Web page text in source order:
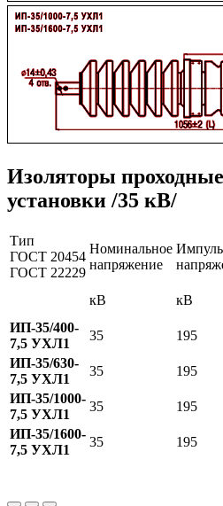
Изоляторы
установки /35 кВ/
Тип
ГОСТ 20454
ГОСТ 22229
Номинальное
напряжение
кВ
кВ
ИП-35/400-
7,5 УХЛ1
35 195
ИП-35/630-
7,5 УХЛ1
35 195
ИП-35/1000-
7,5 УХЛ1
35 195
ИП-35/1600-
7,5 УХЛ1
35 195